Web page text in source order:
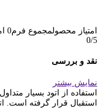
امتیاز محصولمجموع فرم0
0/5
نقد و بررسی
نمایش بیشتر
استفاده از اتود بسیار
استقبال قرار گرفته است.